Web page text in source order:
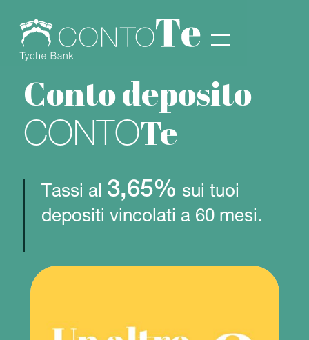
Conto deposito
CONTOTe
Tassi al 3,65% sui tuoi
depositi vincolati a 60 mesi.